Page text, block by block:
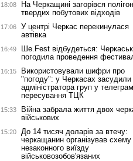
18:08
На Черкащині загорівся полігон
твердих побутових відходів
17:06
У центрі Черкас перекинулася
автівка
16:49
Ше.Fest відбудеться:
погодила проведення
16:15
Використовували шифри про
"погоду": у Черкасах засудили
адміністратора груп у
пересування ТЦК
15:33
Війна забрала життя двох
військових
15:20
До 14 тисяч доларів за втечу:
черкащанин організував схему
незаконного виїзду
військовозобов'язаних